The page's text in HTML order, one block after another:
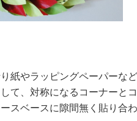
紙やラッピングペーパーな
て、対称になるコーナーと
スベースに隙間無く貼り合